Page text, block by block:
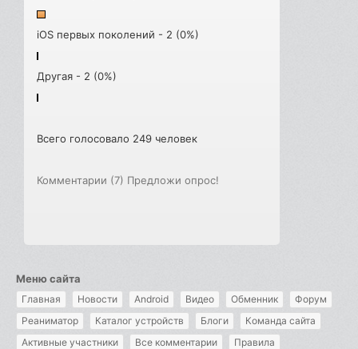
iOS первых поколений - 2 (0%)
Другая - 2 (0%)
Всего голосовало 249 человек
Комментарии (7) Предложи опрос!
Меню сайта
Главная Новости Android Видео Обменник
Форум
Реаниматор
Каталог устройств Блоги
Команда сайта
Активные участники
Все комментарии Правила